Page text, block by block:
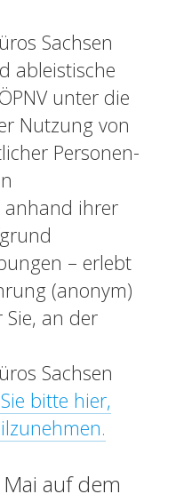
Sachsen
ableistische
unter die
Nutzung von
Personen-
anhand ihrer
– erlebt
(anonym)
an der
Sachsen
bitte hier,
auf dem